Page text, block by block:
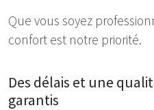
Que vous soyez
confort est notre priorité.
Des délais et une
garantis